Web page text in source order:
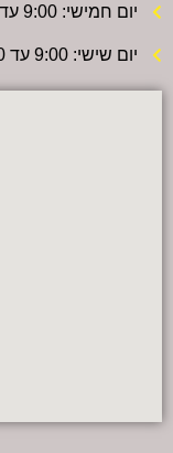
יום חמישי: 9:00 עד 17:00
יום שישי: 9:00 עד 12:00